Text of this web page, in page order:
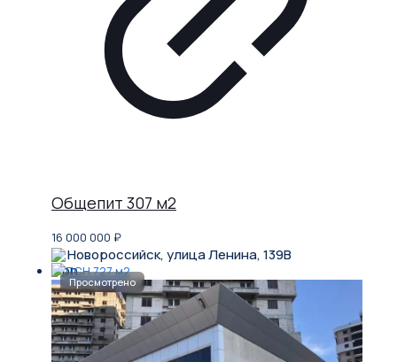
Общепит 307 м2
16 000 000 ₽
Новороссийск, улица Ленина, 139В